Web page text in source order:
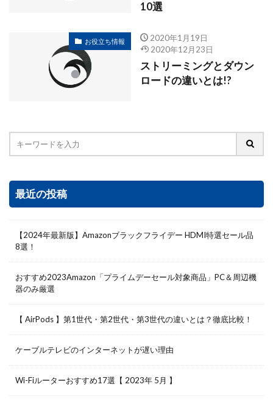
10選
お役立ち情報
2020年1月19日
2020年12月23日
ストリーミングとダウン
ロードの違いとは!?
最近の投稿
【2024年最新版】Amazonブラックフライデー HDMI特選セール品
8選！
おすすめ2023Amazon「プライムデーセール対象商品」PC＆周辺機
器のみ厳選
【 AirPods 】第1世代・第2世代・第3世代の違いとは？徹底比較！
ケーブルテレビのインターネットが遅い理由
Wi-Fiルーターおすすめ17選【 2023年 5月 】